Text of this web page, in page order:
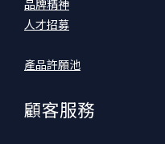
品牌精神
人才招募
產品許願池
顧客服務